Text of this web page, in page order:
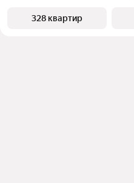
328 квартир